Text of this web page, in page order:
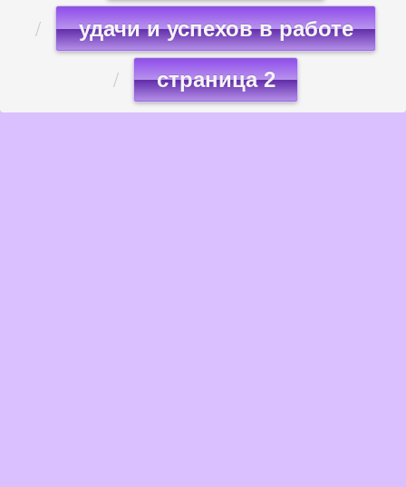
удачи и успехов в работе
страница 2